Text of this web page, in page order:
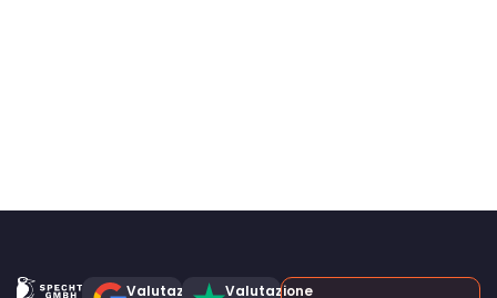
Valutazione
Valutazione